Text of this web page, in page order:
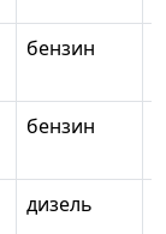
бензин
бензин
дизель